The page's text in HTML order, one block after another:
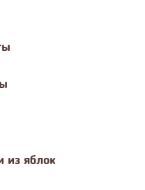
из яблок